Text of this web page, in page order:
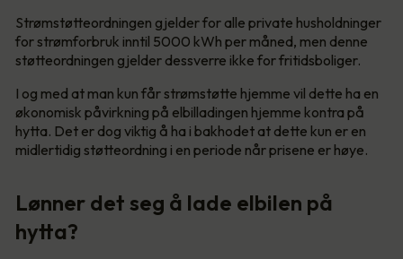
Strømstøtteordningen gjelder for alle private husholdninger
for strømforbruk inntil 5000 kWh per måned, men denne
støtteordningen gjelder dessverre ikke for fritidsboliger.
I og med at man kun får strømstøtte hjemme vil dette ha en
økonomisk påvirkning på elbilladingen hjemme kontra på
hytta. Det er dog viktig å ha i bakhodet at dette kun er en
midlertidig støtteordning i en periode når prisene er høye.
Lønner det seg å lade elbilen på
hytta?